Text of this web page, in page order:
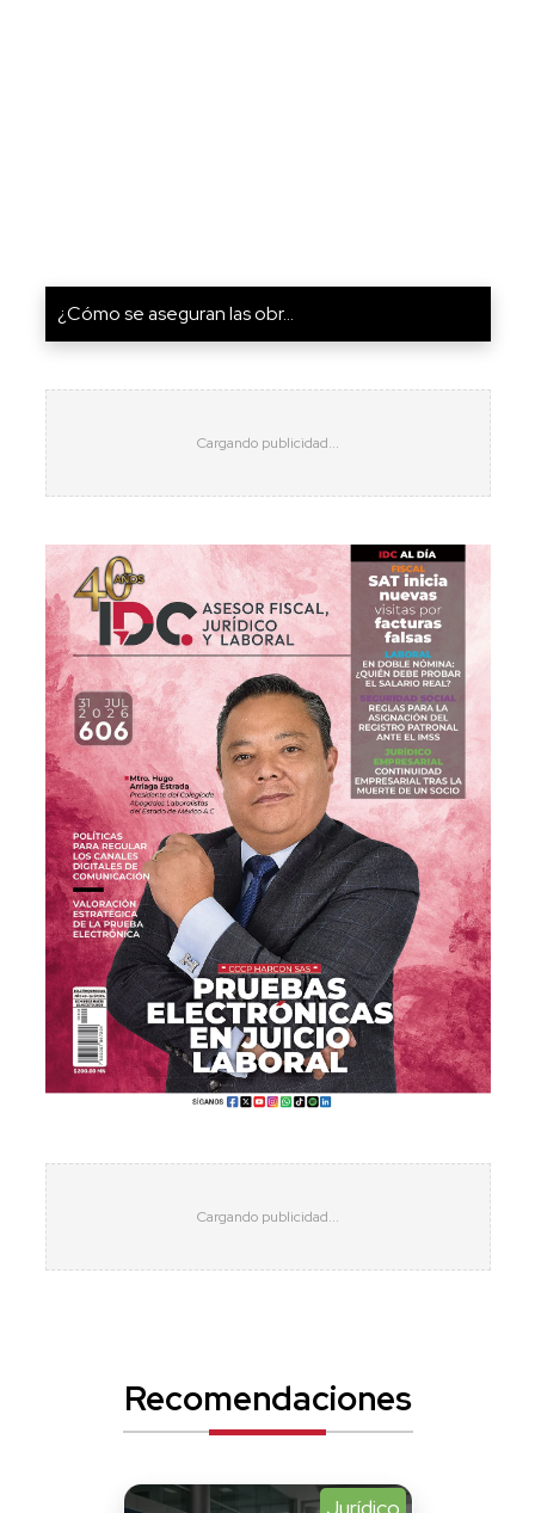
¿Cómo se aseguran las obr...
Recomendaciones
Jurídico